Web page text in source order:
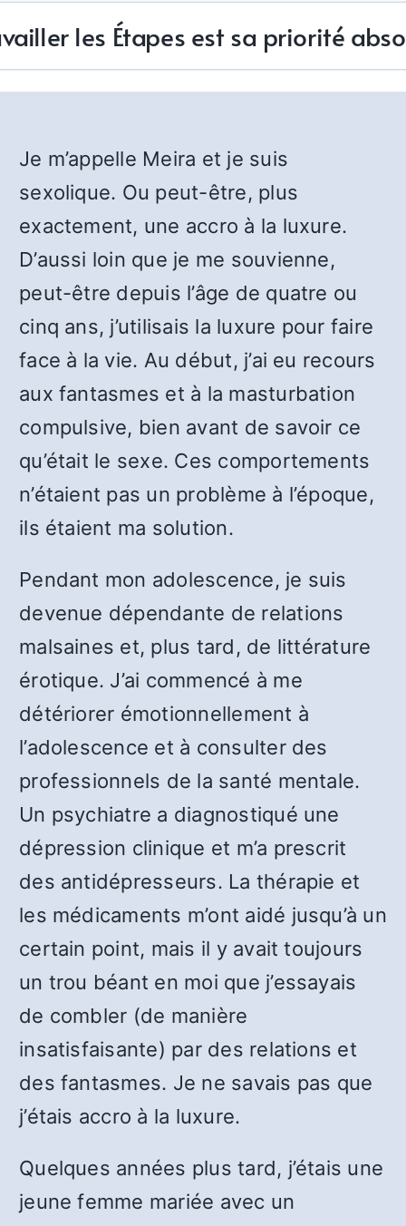
les Étapes est sa priorité
Je m’appelle Meira et je suis
sexolique. Ou peut-être, plus
exactement, une accro à la luxure.
D’aussi loin que je me souvienne,
peut-être depuis l’âge de quatre ou
cinq ans, j’utilisais la luxure pour faire
face à la vie. Au début, j’ai eu recours
aux fantasmes et à la masturbation
compulsive, bien avant de savoir ce
qu’était le sexe. Ces comportements
n’étaient pas un problème à l’époque,
ils étaient ma solution.
Pendant mon adolescence, je suis
devenue dépendante de relations
malsaines et, plus tard, de littérature
érotique. J’ai commencé à me
détériorer émotionnellement à
l’adolescence et à consulter des
professionnels de la santé mentale.
Un psychiatre a diagnostiqué une
dépression clinique et m’a prescrit
des antidépresseurs. La thérapie et
les médicaments m’ont aidé jusqu’à un
certain point, mais il y avait toujours
un trou béant en moi que j’essayais
de combler (de manière
insatisfaisante) par des relations et
des fantasmes. Je ne savais pas que
j’étais accro à la luxure.
Quelques années plus tard, j’étais une
jeune femme mariée avec un